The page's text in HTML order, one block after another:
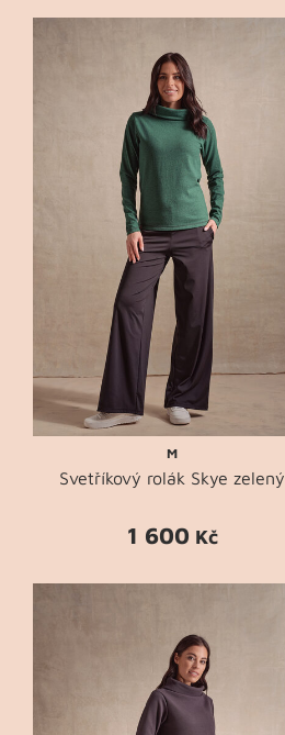
M
Svetříkový rolák Skye zelený
1 600 Kč